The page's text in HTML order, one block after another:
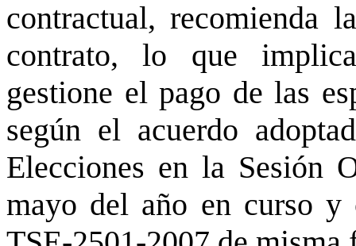
contractual, recomienda
contrato, lo que
gestione el pago de las
según el acuerdo
Elecciones en la Sesión
mayo del año en curso y